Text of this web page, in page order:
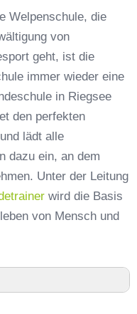
Welpenschule, die
von
geht, ist die
immer wieder eine
in Riegsee
den perfekten
lädt alle
dazu ein, an dem
Unter der Leitung
wird die Basis
von Mensch und